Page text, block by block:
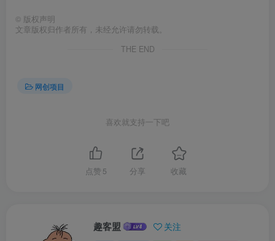
© 版权声明
文章版权归作者所有，未经允许请勿转载。
THE END
网创项目
喜欢就支持一下吧
点赞 5 分享 收藏
趣客盟 关注